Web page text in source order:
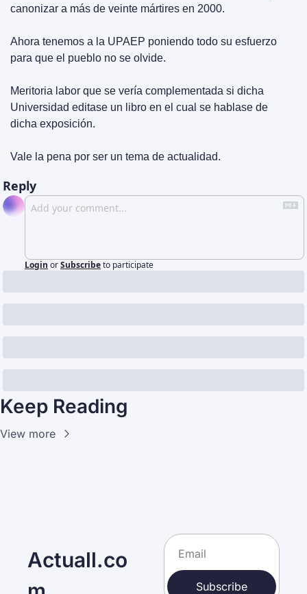
canonizar a más de veinte mártires en 2000.
Ahora tenemos a la UPAEP poniendo todo su esfuerzo
para que el pueblo no se olvide.
Meritoria labor que se vería complementada si dicha
Universidad editase un libro en el cual se hablase de
dicha exposición.
Vale la pena por ser un tema de actualidad.
Reply
Login orSubscribeto participate
Keep Reading
View more
Actuall.co
Subscribe